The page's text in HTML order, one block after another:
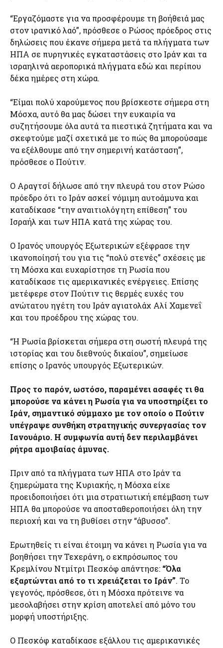
“Εργαζόμαστε για να προσφέρουμε τη βοήθειά μας
στον ιρανικό λαό”, πρόσθεσε ο Ρώσος πρόεδρος στις
δηλώσεις που έκανε σήμερα μετά τα πλήγματα των
ΗΠΑ σε πυρηνικές εγκαταστάσεις στο Ιράν και τα
ισραηλινά αεροπορικά πλήγματα εδώ και περίπου
δέκα ημέρες στη χώρα.
“Είμαι πολύ χαρούμενος που βρίσκεστε σήμερα στη
Μόσχα, αυτό θα μας δώσει την ευκαιρία να
συζητήσουμε όλα αυτά τα πιεστικά ζητήματα και να
σκεφτούμε μαζί σχετικά με το πώς θα μπορούσαμε
να εξέλθουμε από την σημερινή κατάσταση”,
πρόσθεσε ο Πούτιν.
Ο Αραγτσί δήλωσε από την πλευρά του στον Ρώσο
πρόεδρο ότι το Ιράν ασκεί νόμιμη αυτοάμυνα και
καταδίκασε “την αναιτιολόγητη επίθεση” του
Ισραήλ και των ΗΠΑ κατά της χώρας του.
Ο Ιρανός υπουργός Εξωτερικών εξέφρασε την
ικανοποίησή του για τις “πολύ στενές” σχέσεις με
τη Μόσχα και ευχαρίστησε τη Ρωσία που
καταδίκασε τις αμερικανικές ενέργειες. Επίσης
μετέφερε στον Πούτιν τις θερμές ευχές του
ανώτατου ηγέτη του Ιράν αγιατολάχ Αλί Χαμενεΐ
και του προέδρου της χώρας του.
“Η Ρωσία βρίσκεται σήμερα στη σωστή πλευρά της
ιστορίας και του διεθνούς δικαίου”, σημείωσε
επίσης ο Ιρανός υπουργός Εξωτερικών.
Προς το παρόν, ωστόσο, παραμένει ασαφές τι θα
μπορούσε να κάνει η Ρωσία για να υποστηρίξει το
Ιράν, σημαντικό σύμμαχο με τον οποίο ο Πούτιν
υπέγραψε συνθήκη στρατηγικής συνεργασίας τον
Ιανουάριο. Η συμφωνία αυτή δεν περιλαμβάνει
ρήτρα αμοιβαίας άμυνας.
Πριν από τα πλήγματα των ΗΠΑ στο Ιράν τα
ξημερώματα της Κυριακής, η Μόσχα είχε
προειδοποιήσει ότι μια στρατιωτική επέμβαση των
ΗΠΑ θα μπορούσε να αποσταθεροποιήσει όλη την
περιοχή και να τη βυθίσει στην “άβυσσο”.
Ερωτηθείς τι είναι έτοιμη να κάνει η Ρωσία για να
βοηθήσει την Τεχεράνη, ο εκπρόσωπος του
Κρεμλίνου Ντμίτρι Πεσκόφ απάντησε: “Όλα
εξαρτώνται από το τι χρειάζεται το Ιράν”. Το
γεγονός, πρόσθεσε, ότι η Μόσχα πρότεινε να
μεσολαβήσει στην κρίση αποτελεί από μόνο του
μορφή υποστήριξης.
Ο Πεσκόφ καταδίκασε εξάλλου τις αμερικανικές